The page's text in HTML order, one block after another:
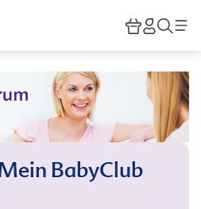
HiPP
BabyClub